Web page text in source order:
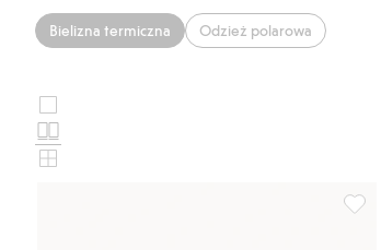
Bielizna termiczna Odzież polarowa
Wybierz
układ